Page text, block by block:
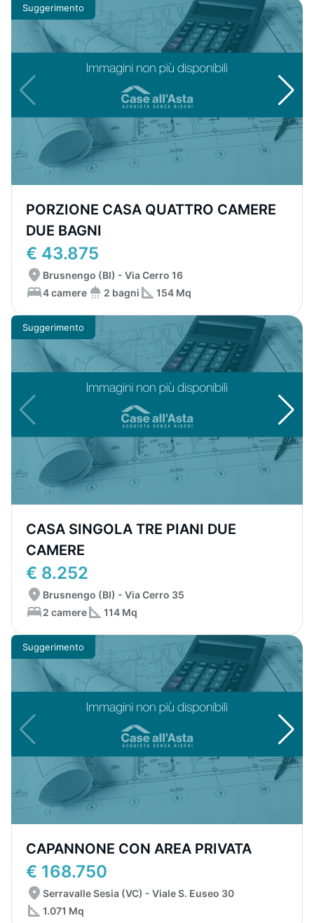
Suggerimento
PORZIONE CASA QUATTRO CAMERE
DUE BAGNI
€ 43.875
Brusnengo (BI) - Via Cerro 16
4 camere
2 bagni 154 Mq
Suggerimento
CASA SINGOLA TRE PIANI DUE
CAMERE
€ 8.252
Brusnengo (BI) - Via Cerro 35
2 camere
114 Mq
Suggerimento
CAPANNONE CON AREA PRIVATA
€ 168.750
Serravalle Sesia (VC) - Viale S. Euseo 30
1.071 Mq